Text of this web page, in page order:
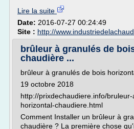
Lire la suite
Date: 2016-07-27 00:24:49
Site : http://
brûleur à granulés de
chaudière ...
brûleur à granulés de bois
19 octobre 2018
http://prixdechaudiere.info/
horizontal-chaudiere.html
Comment Installer un brûleur à
chaudière ? La première chose